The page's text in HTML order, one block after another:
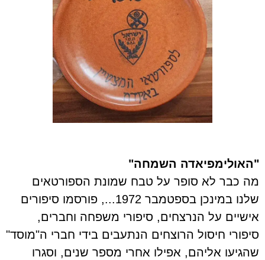
"האולימפיאדה השמחה"
מה כבר לא סופר על טבח שמונת הספורטאים
שלנו במינכן בספטמבר 1972..., פורסמו סיפורים
אישיים על הנרצחים, סיפורי משפחה וחברים,
סיפורי חיסול הרוצחים הנתעבים בידי חברי ה"מוסד"
שהגיעו אליהם, אפילו אחרי מספר שנים, וסגרו